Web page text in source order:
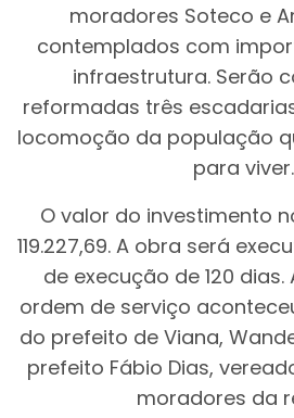
moradores Soteco e
contemplados com
infraestrutura. Serão
reformadas três
locomoção da população
para viver.
O valor do investimento
119.227,69. A obra será
de execução de 120
ordem de serviço
do prefeito de Viana,
prefeito Fábio Dias,
moradores da